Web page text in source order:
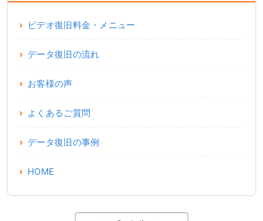
ビデオ復旧料金・メニュー
データ復旧の流れ
お客様の声
よくあるご質問
データ復旧の事例
HOME